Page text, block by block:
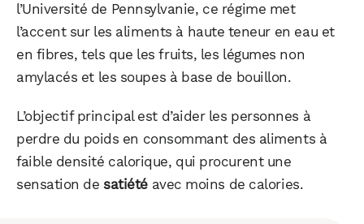
l’Université de Pennsylvanie, ce régime met
l’accent sur les aliments à haute teneur en eau et
en fibres, tels que les fruits, les légumes non
amylacés et les soupes à base de bouillon.
L’objectif principal est d’aider les personnes à
perdre du poids en consommant des aliments à
faible densité calorique, qui procurent une
sensation desatiétéavec moins de calories.